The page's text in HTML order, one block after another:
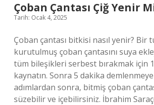
Çoban Çantası Çiğ Yenir
Tarih: Ocak 4, 2025
Çoban çantası bitkisi nasıl yenir? Bir
kurutulmuş çoban çantasını suya
tüm bileşikleri serbest bırakmak için
kaynatın. Sonra 5 dakika demlenmeye
adımlardan sonra, bitmiş çoban
süzebilir ve içebilirsiniz. İbrahim